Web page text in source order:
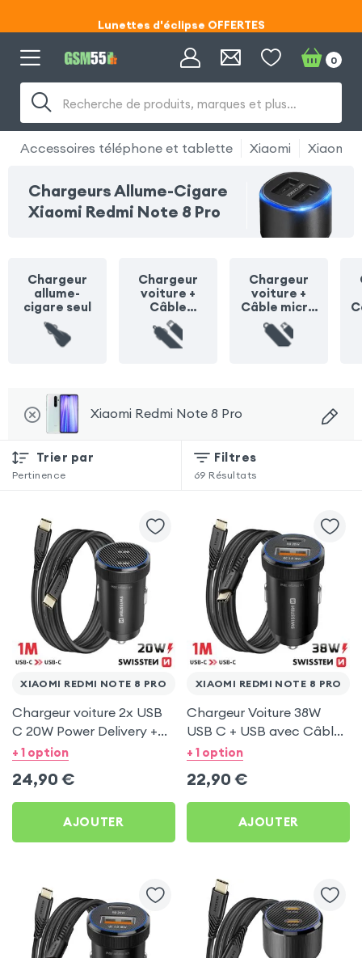
Code ECLIPSE55
Code ECLIPSE55
Recherche de produits, marques et plus…
0
Accessoires téléphone et tablette Xiaomi Xiaomi
Chargeurs Allume-Cigare
Xiaomi Redmi Note 8 Pro
Chargeur
allume-
cigare seul
Chargeur
voiture +
Câble
Lightning
Chargeur
voiture +
Câble micro
USB
Xiaomi Redmi Note 8 Pro
Trier par
Pertinence
Filtres
69 Résultats
XIAOMI REDMI NOTE 8 PRO
Chargeur voiture 2x USB
C 20W Power Delivery +
Câble USB C 60W pour
+ 1 option
24,90 €
AJOUTER
XIAOMI REDMI NOTE 8 PRO
Chargeur Voiture 38W
USB C + USB avec Câble
type C Swissten pour
+ 1 option
22,90 €
AJOUTER